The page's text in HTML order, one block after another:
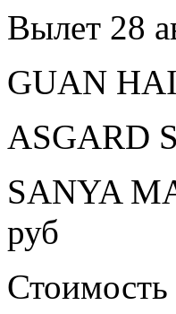
Вылет 28
GUAN
ASGARD
SANYA
руб